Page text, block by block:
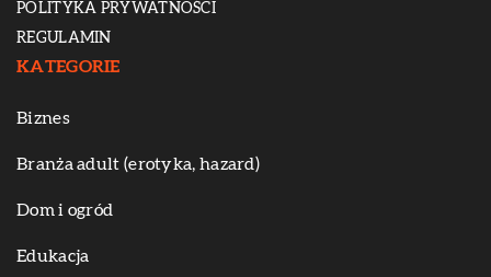
POLITYKA PRYWATNOŚCI
REGULAMIN
KATEGORIE
Biznes
Branża adult (erotyka, hazard)
Dom i ogród
Edukacja